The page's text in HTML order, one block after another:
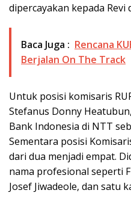
dipercayakan kepada Revi
Baca Juga : Rencana
Berjalan On The Track
Untuk posisi komisaris
Stefanus Donny
Bank Indonesia di NTT
Sementara posisi
dari dua menjadi empat.
nama profesional seperti
Josef Jiwadeole, dan satu